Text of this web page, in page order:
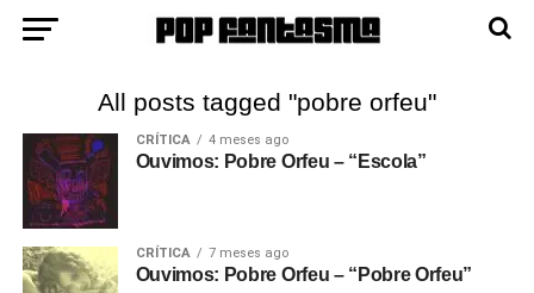
All posts tagged "pobre orfeu"
CRÍTICA 4 meses ago
Ouvimos: Pobre Orfeu – “Escola”
CRÍTICA 7 meses ago
Ouvimos: Pobre Orfeu – “Pobre Orfeu”